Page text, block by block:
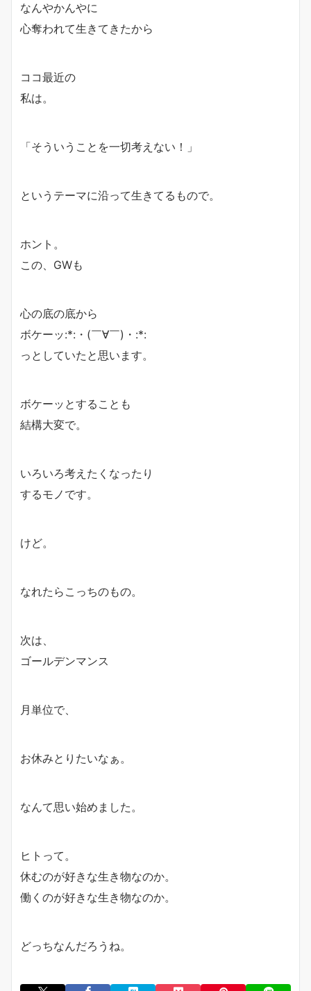
なんやかんやに
心奪われて生きてきたから
ココ最近の
私は。
「そういうことを一切考えない！」
というテーマに沿って生きてるもので。
ホント。
この、GWも
心の底の底から
ボケーッ:*:・(￣∀￣)・:*:
っとしていたと思います。
ボケーッとすることも
結構大変で。
いろいろ考えたくなったり
するモノです。
けど。
なれたらこっちのもの。
次は、
ゴールデンマンス
月単位で、
お休みとりたいなぁ。
なんて思い始めました。
ヒトって。
休むのが好きな生き物なのか。
働くのが好きな生き物なのか。
どっちなんだろうね。